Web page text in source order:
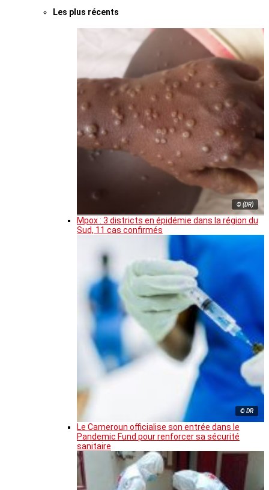
Les plus récents
© (DR)
Mpox : 3 districts en épidémie dans la région du
Sud, 11 cas confirmés
© DR
Le Cameroun officialise son entrée dans le
Pandemic Fund pour renforcer sa sécurité
sanitaire